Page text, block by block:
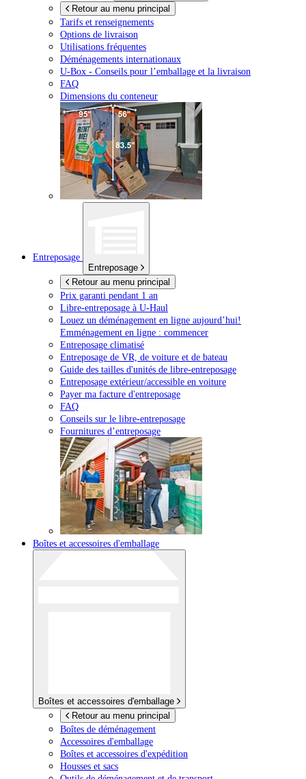
Retour au menu principal
Tarifs et renseignements
Options de livraison
Utilisations fréquentes
Déménagements internationaux
U-Box - Conseils pour l’emballage et la livraison
FAQ
Dimensions du conteneur
Entreposage
Entreposage
Retour au menu principal
Prix garanti pendant 1 an
Libre-entreposage à U-Haul
Louez un déménagement en ligne aujourd’hui!
Emménagement en ligne : commencer
Entreposage climatisé
Entreposage de VR, de voiture et de bateau
Guide des tailles d'unités de libre-entreposage
Entreposage extérieur/accessible en voiture
Payer ma facture d'entreposage
FAQ
Conseils sur le libre-entreposage
Fournitures d’entreposage
Boîtes et accessoires d'emballage
Boîtes et accessoires d'emballage
Retour au menu principal
Boîtes de déménagement
Accessoires d'emballage
Boîtes et accessoires d'expédition
Housses et sacs